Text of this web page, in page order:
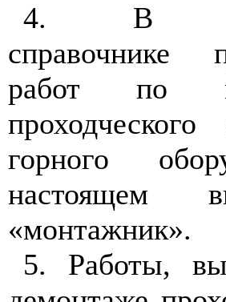
4. В
справочнике
работ по
горного
настоящем
«монтажник».
5. Работы,